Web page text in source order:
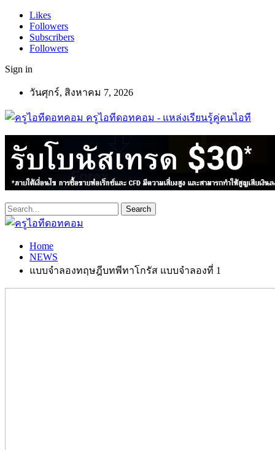
Likes
Followers
Subscribers
Followers
Sign in
วันศุกร์, สิงหาคม 7, 2026
ครูไอทีดอทคอม - แหล่งเรียนรู้คู่คนไอที
Home
NEWS
แบบจำลองทฤษฎีบทพีทาโกรัส แบบจำลองที่ 1